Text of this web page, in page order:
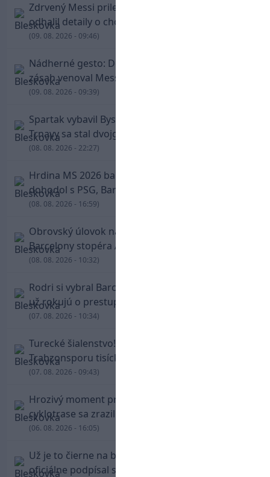
Zdrvený Messi priletel do Argentíny, denník
odhalil detaily o chorobe jeho otca
(09. 08. 2026 - 09:46)
Nádherné gesto: De Paul po góle odhalil dres,
zásah venoval Messimu po strate otca
(09. 08. 2026 - 09:39)
Spartak vybavil Bystricu za pár minút: Hrdinom
Trnavy sa stal dvojgólový Polťák
(08. 08. 2026 - 22:27)
Hrdina MS 2026 balí kufre! Ferran Torres sa
dohodol s PSG, Barcelona mu brániť nebude
(08. 08. 2026 - 16:59)
Obrovský úlovok na Anfielde: Liverpool získal z
Barcelony stopéra Arauja
(08. 08. 2026 - 10:32)
Rodri si vybral Barcelonu a odmietol Real. Kluby
už rokujú o prestupovej čiastke
(07. 08. 2026 - 10:34)
Turecké šialenstvo! Salaha vítali na štadióne
Trabzonsporu tisícky fanúšikov
(07. 08. 2026 - 09:43)
Hrozivý moment pre Zdena Cháru! Na
cyklotrase sa zrazil s bežcom
(06. 08. 2026 - 16:05)
Už je to čierne na bielom: Mohamed Salah
oficiálne podpísal s Trabzonsporom